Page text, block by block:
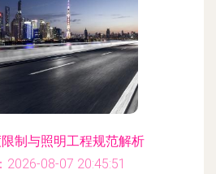
制与照明工程规范解析
2026-08-07 20:45:51